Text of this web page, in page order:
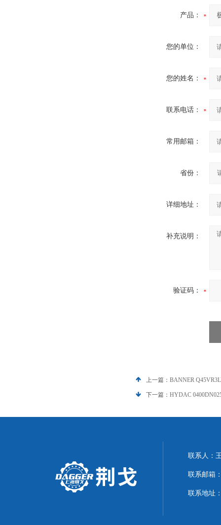
产品：
您的单位：
您的姓名：
联系电话：
常用邮箱：
省份：
详细地址：
补充说明：
验证码：
上一篇： BANNER
下一篇： HYDAC
联系人：
联系邮箱
联系地址